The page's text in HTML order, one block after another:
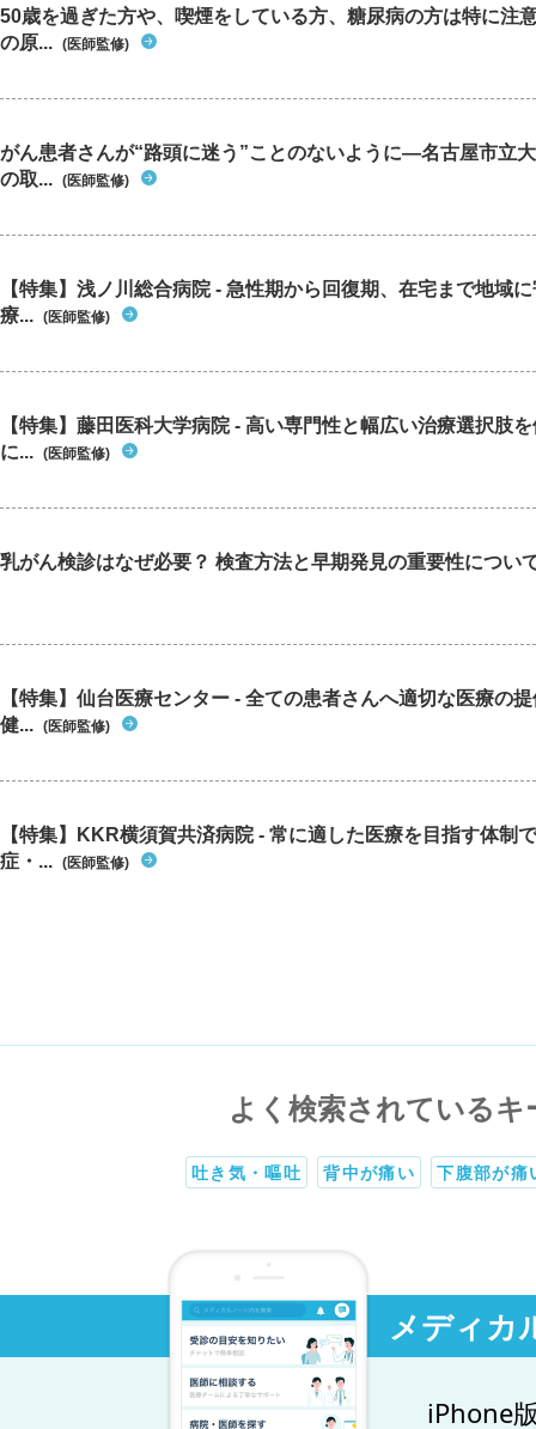
50歳を過ぎた方や、喫煙をしている方、糖尿病の方は特に注
の原... (医師監修)
がん患者さんが“路頭に迷う”ことのないように―名古屋市立
の取... (医師監修)
【特集】浅ノ川総合病院 - 急性期から回復期、在宅まで地域
療... (医師監修)
【特集】藤田医科大学病院 - 高い専門性と幅広い治療選択肢
に... (医師監修)
乳がん検診はなぜ必要？ 検査方法と早期発見の重要性につい
【特集】仙台医療センター - 全ての患者さんへ適切な医療の
健... (医師監修)
【特集】KKR横須賀共済病院 - 常に適した医療を目指す体制
症・... (医師監修)
よく検索されているキ
吐き気・嘔吐 背中が痛い 下腹部が痛
メディカ
iPhone